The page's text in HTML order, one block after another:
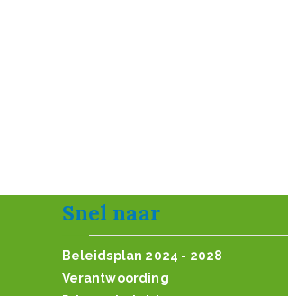
Snel naar
Beleidsplan 2024 - 2028
Verantwoording